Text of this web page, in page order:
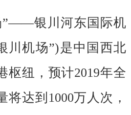
银川河东国际机
川机场”)是中国西北
枢纽，预计2019年全
将达到1000万人次，